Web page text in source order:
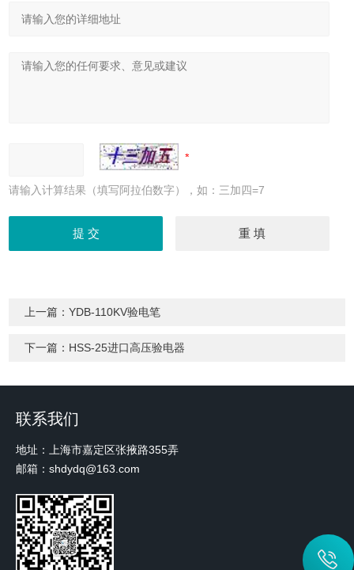
请输入计算结果（填写阿拉伯数字），如：三加四=7
上一篇：YDB-110KV验电笔
下一篇： HSS-25进口高压验电器
联系我们
地址：上海市嘉定区张掖路355弄
邮箱：shdydq@163.com